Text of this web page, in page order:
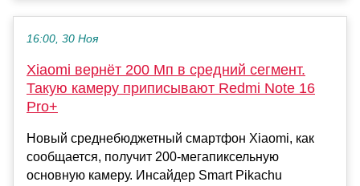
16:00, 30 Ноя
Xiaomi вернёт 200 Мп в средний сегмент.
Такую камеру приписывают Redmi Note 16
Pro+
Новый среднебюджетный смартфон Xiaomi, как
сообщается, получит 200-мегапиксельную
основную камеру. Инсайдер Smart Pikachu